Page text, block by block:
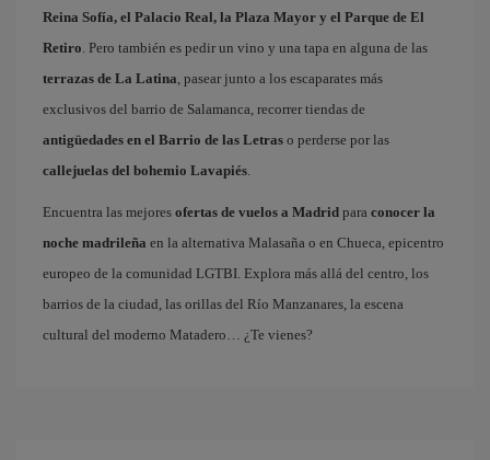
Reina Sofía, el Palacio Real, la Plaza Mayor y el Parque de El
Retiro. Pero también es pedir un vino y una tapa en alguna de las
terrazas de La Latina, pasear junto a los escaparates más
exclusivos del barrio de Salamanca, recorrer tiendas de
antigüedades en el Barrio de las Letras o perderse por las
callejuelas del bohemio Lavapiés.
Encuentra las mejores ofertas de vuelos a Madrid para conocer la
noche madrileña en la alternativa Malasaña o en Chueca, epicentro
europeo de la comunidad LGTBI. Explora más allá del centro, los
barrios de la ciudad, las orillas del Río Manzanares, la escena
cultural del moderno Matadero… ¿Te vienes?